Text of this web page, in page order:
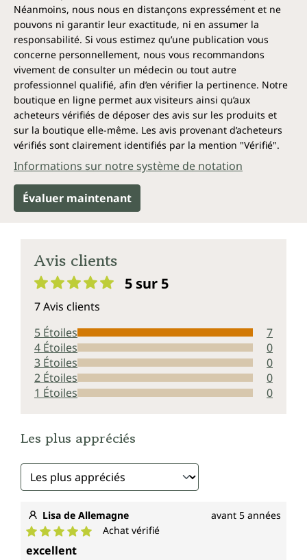
Néanmoins, nous nous en distançons expressément et ne
pouvons ni garantir leur exactitude, ni en assumer la
responsabilité. Si vous estimez qu’une publication vous
concerne personnellement, nous vous recommandons
vivement de consulter un médecin ou tout autre
professionnel qualifié, afin d’en vérifier la pertinence. Notre
boutique en ligne permet aux visiteurs ainsi qu’aux
acheteurs vérifiés de déposer des avis sur les produits et
sur la boutique elle-même. Les avis provenant d’acheteurs
vérifiés sont clairement identifiés par la mention "Vérifié".
Informations sur notre système de notation
Évaluer maintenant
Avis clients
5 sur 5
7 Avis clients
5 Étoiles
7
4 Étoiles
0
3 Étoiles
0
2 Étoiles
0
1 Étoiles
0
Les plus appréciés
Lisa de Allemagne avant 5 années
Note moyenne de 5 sur 5 étoiles
Achat vérifié
excellent